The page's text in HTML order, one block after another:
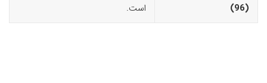
(96)‏
است.